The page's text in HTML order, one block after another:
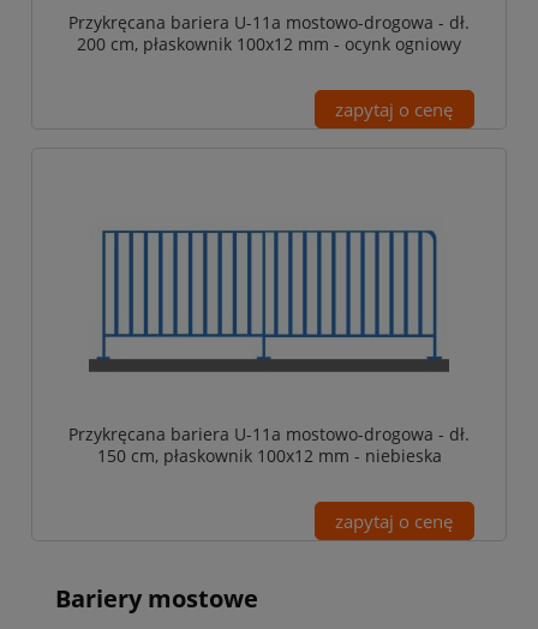
Przykręcana bariera U-11a mostowo-drogowa - dł.
200 cm, płaskownik 100x12 mm - ocynk ogniowy
zapytaj o cenę
Przykręcana bariera U-11a mostowo-drogowa - dł.
150 cm, płaskownik 100x12 mm - niebieska
zapytaj o cenę
Bariery mostowe